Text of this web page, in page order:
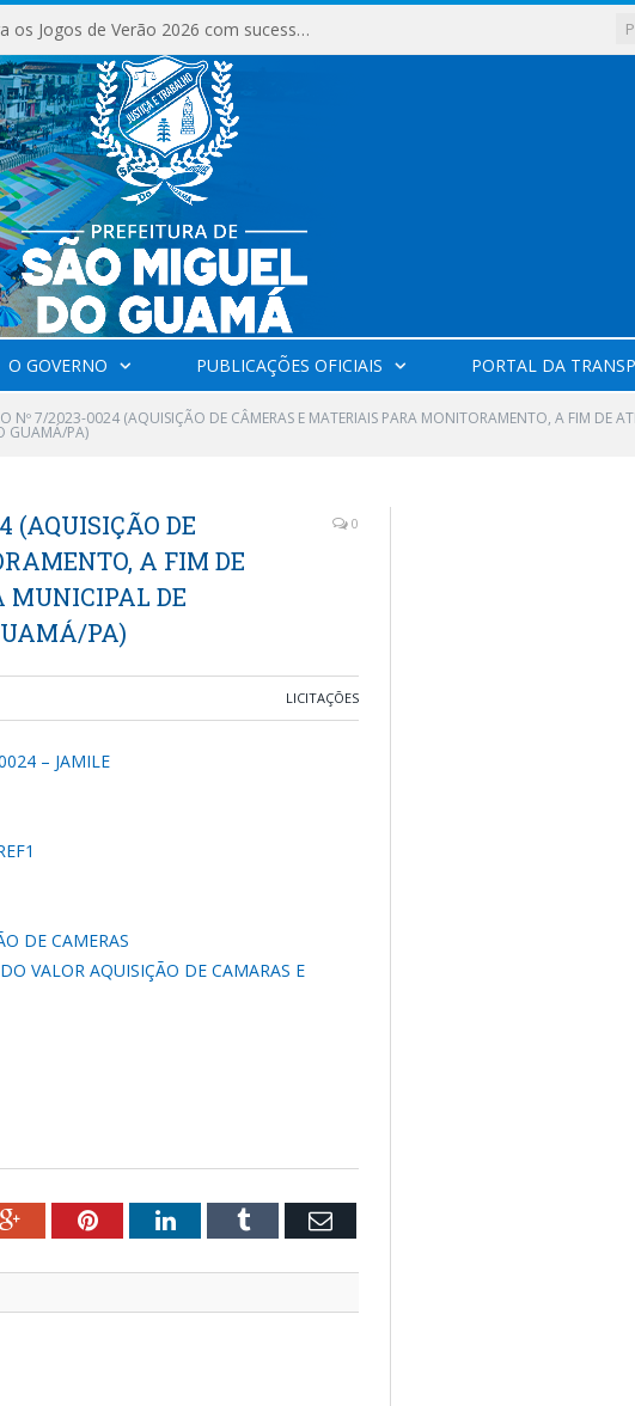
São Miguel do Guamá encerra os Jogos de Verão 2026 com sucesso de público e competições.
O GOVERNO PUBLICAÇÕES OFICIAIS PORTAL DA
Nº 7/2023-0024 (AQUISIÇÃO DE CÂMERAS E MATERIAIS PARA MONITORAMENTO, A FIM DE
GUAMÁ/PA)
(AQUISIÇÃO DE
A FIM DE
MUNICIPAL DE
PA)
0
LICITAÇÕES
– JAMILE
DE CAMERAS
VALOR AQUISIÇÃO DE CAMARAS E
Google+PinterestLinkedInTumblr Email